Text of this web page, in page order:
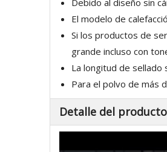
Debido al diseño sin
El modelo de
Si los productos de
grande incluso con
La longitud de sellado
Para el polvo de más
Detalle del producto